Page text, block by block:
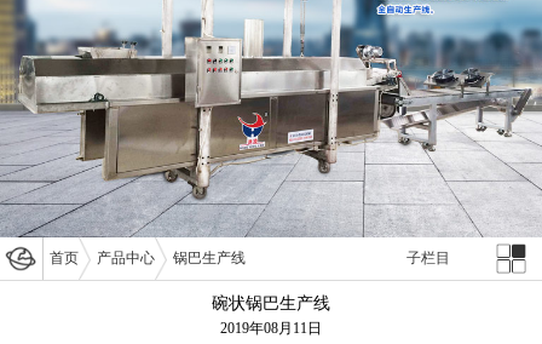
首页 产品中心 锅巴生产线 子栏目
碗状锅巴生产线
2019年08月11日